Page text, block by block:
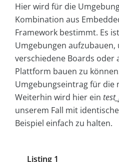
Hier wird für die
Kombination aus
Framework bestimmt. Es
Umgebungen
verschiedene Boards oder
Plattform bauen zu
Umgebungseintrag für die
Weiterhin wird hier ein
unserem Fall mit
Beispiel einfach zu halten.
Listing 1